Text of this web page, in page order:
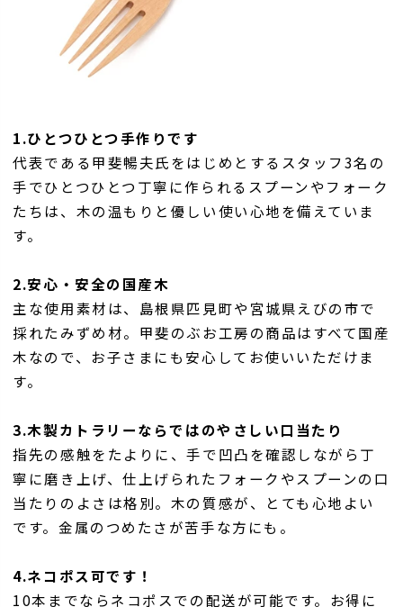
1.ひとつひとつ手作りです
代表である甲斐暢夫氏をはじめとするスタッフ3名の
手でひとつひとつ丁寧に作られるスプーンやフォーク
たちは、木の温もりと優しい使い心地を備えていま
す。
2.安心・安全の国産木
主な使用素材は、島根県匹見町や宮城県えびの市で
採れたみずめ材。甲斐のぶお工房の商品はすべて国産
木なので、お子さまにも安心してお使いいただけま
す。
3.木製カトラリーならではのやさしい口当たり
指先の感触をたよりに、手で凹凸を確認しながら丁
寧に磨き上げ、仕上げられたフォークやスプーンの口
当たりのよさは格別。木の質感が、とても心地よい
です。金属のつめたさが苦手な方にも。
4.ネコポス可です！
10本までならネコポスでの配送が可能です。お得に